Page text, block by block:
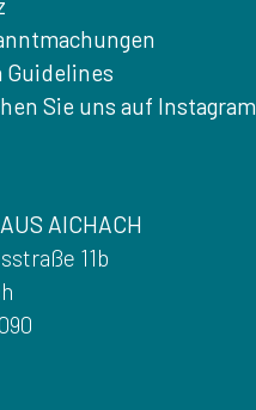
Guidelines
Sie uns auf Instagram
AICHACH
11b